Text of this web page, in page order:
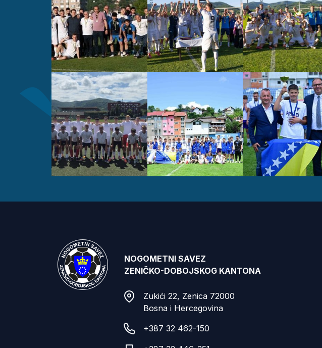
NOGOMETNI SAVEZ
ZENIČKO-DOBOJSKOG KANTONA
Zukići 22, Zenica 72000
Bosna i Hercegovina
+387 32 462-150